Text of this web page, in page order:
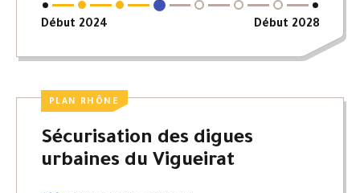
Début 2024 Début 2028
PLAN RHÔNE
Sécurisation des digues
urbaines du Vigueirat